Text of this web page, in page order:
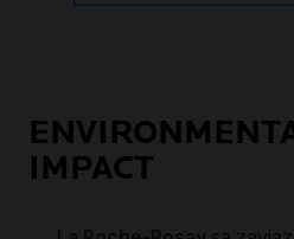
IMPACT